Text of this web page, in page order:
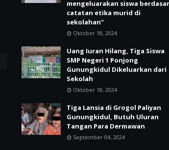
mengeluarakan siswa berdasar
catatan etika murid di
sekolahan"
Oktober 18, 2024
Uang Iuran Hilang, Tiga Siswa
SMP Negeri 1 Ponjong
Gunungkidul Dikeluarkan dari
Sekolah
Oktober 18, 2024
Tiga Lansia di Grogol Paliyan
Gunungkidul, Butuh Uluran
Tangan Para Dermawan
September 04, 2024